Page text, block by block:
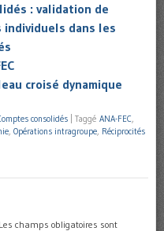
: validation de
individuels dans les
croisé dynamique
consolidés Taggé ANA-FEC,
, Opérations intragroupe, Réciprocités
Les champs obligatoires sont